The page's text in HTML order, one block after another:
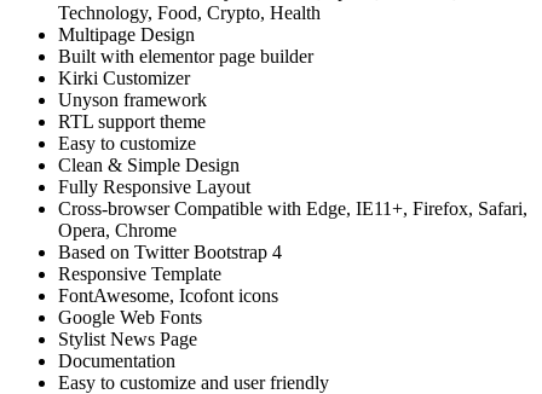
Technology, Food, Crypto, Health
Multipage Design
Built with elementor page builder
Kirki Customizer
Unyson framework
RTL support theme
Easy to customize
Clean & Simple Design
Fully Responsive Layout
Cross-browser Compatible with Edge, IE11+, Firefox, Safari,
Opera, Chrome
Based on Twitter Bootstrap 4
Responsive Template
FontAwesome, Icofont icons
Google Web Fonts
Stylist News Page
Documentation
Easy to customize and user friendly